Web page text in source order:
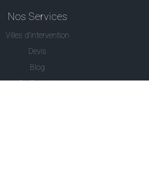
Nos Services
Villes d'intervention
Devis
Blog
Ou Serrurier